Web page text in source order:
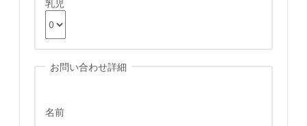
乳児
お問い合わせ詳細
名前